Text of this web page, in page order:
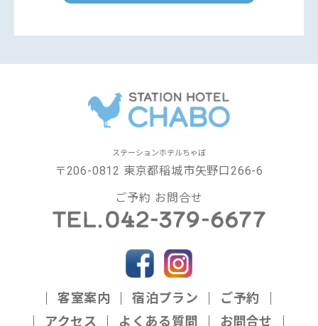
ステーションホテルちゃぼ
〒206-0812 東京都稲城市矢野口266-6
ご予約 お問合せ
客室案内 宿泊プラン
ご予約
アクセス
よくある質問 お問合せ